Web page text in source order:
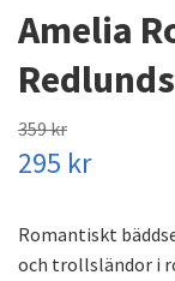
Amelia
359 kr
295 kr
Romantiskt
och trollsländor i